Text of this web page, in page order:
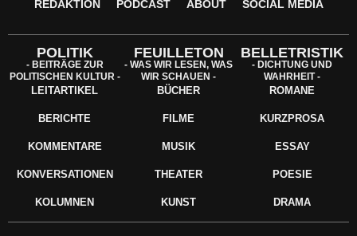
REDAKTION PODCAST ABOUT SOCIAL MEDIA
POLITIK
- BEITRÄGE ZUR
POLITISCHEN KULTUR -
LEITARTIKEL
BERICHTE
KOMMENTARE
KONVERSATIONEN
KOLUMNEN
FEUILLETON
- WAS WIR LESEN, WAS
WIR SCHAUEN -
BÜCHER
FILME
MUSIK
THEATER
KUNST
BELLETRISTIK
- DICHTUNG UND
WAHRHEIT -
ROMANE
KURZPROSA
ESSAY
POESIE
DRAMA